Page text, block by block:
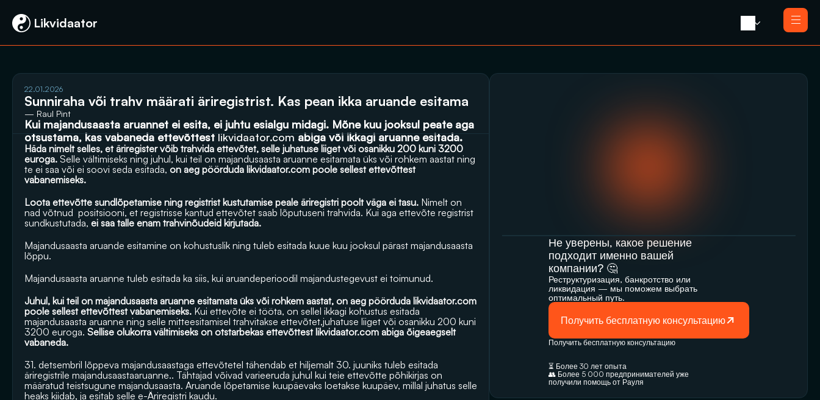
Likvidaator
О нас
22.01.2026
Sunniraha või trahv määrati äriregistrist. Kas pean ikka aruande esitama
— Raul Pint
Kui majandusaasta aruannet ei esita, ei juhtu esialgu midagi. Mõne kuu jooksul peate aga
otsustama, kas vabaneda ettevõttest likvidaator.com abiga või ikkagi aruanne esitada.
Häda nimelt selles, et äriregister võib trahvida ettevõtet, selle juhatuse liiget või osanikku 200 kuni 3200
euroga. Selle vältimiseks ning juhul, kui teil on majandusaasta aruanne esitamata üks või rohkem aastat ning
te ei saa või ei soovi seda esitada, on aeg pöörduda likvidaator.com poole sellest ettevõttest
vabanemiseks.
Loota ettevõtte sundlõpetamise ning registrist kustutamise peale äriregistri poolt väga ei tasu. Nimelt on
nad võtnud  positsiooni, et registrisse kantud ettevõtet saab lõputuseni trahvida. Kui aga ettevõte registrist
sundkustutada, ei saa talle enam trahvinõudeid kirjutada.
Majandusaasta aruande esitamine on kohustuslik ning tuleb esitada kuue kuu jooksul pärast majandusaasta
lõppu.
Majandusaasta aruanne tuleb esitada ka siis, kui aruandeperioodil majandustegevust ei toimunud.
Juhul, kui teil on majandusaasta aruanne esitamata üks või rohkem aastat, on aeg pöörduda likvidaator.com
poole sellest ettevõttest vabanemiseks. Kui ettevõte ei tööta, on sellel ikkagi kohustus esitada
majandusaasta aruanne ning selle mitteesitamisel trahvitakse ettevõtet,juhatuse liiget või osanikku 200 kuni
3200 euroga. Sellise olukorra vältimiseks on otstarbekas ettevõttest likvidaator.com abiga õigeaegselt
vabaneda.
31. detsembril lõppeva majandusaastaga ettevõtetel tähendab et hiljemalt 30. juuniks tuleb esitada
äriregistrile majandusaastaaruanne.. Tähtajad võivad varieeruda juhul kui teie ettevõtte põhikirjas on
määratud teistsugune majandusaasta. Aruande lõpetamise kuupäevaks loetakse kuupäev, millal juhatus selle
heaks kiidab, ja esitab selle e-Äriregistri kaudu.
Не уверены, какое решение
подходит именно вашей
компании? 🤔
Реструктуризация, банкротство или
ликвидация — мы поможем выбрать
оптимальный путь.
Получить бесплатную консультацию
Получить бесплатную консультацию
⏳ Более 30 лет опыта
👥 Более 5 000 предпринимателей уже
получили помощь от Рауля